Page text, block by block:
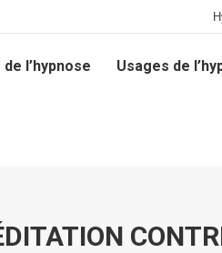
l’hypnose Usages de
l’hypnose Usages de